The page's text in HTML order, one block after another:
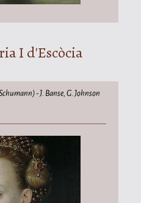
I d'Escòcia
- J. Banse, G. Johnson